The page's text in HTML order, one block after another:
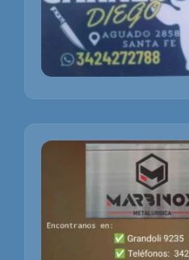
FÚTBOL
INTERNACIONAL